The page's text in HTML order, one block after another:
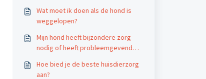
Wat moet ik doen als de hond is
weggelopen?
Mijn hond heeft bijzondere zorg
nodig of heeft probleemgevend
Hoe bied je de beste huisdierzorg
aan?